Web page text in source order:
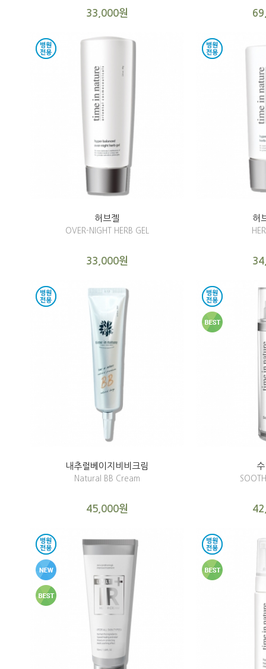
33,000원
허브젤
OVER-NIGHT HERB GEL
33,000원
허
내추럴베이지비비크림
Natural BB Cream
45,000원